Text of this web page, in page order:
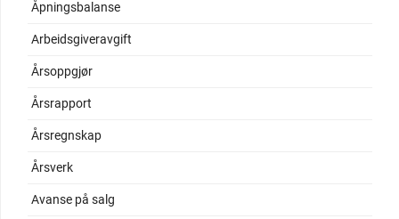
Åpningsbalanse
Arbeidsgiveravgift
Årsoppgjør
Årsrapport
Årsregnskap
Årsverk
Avanse på salg